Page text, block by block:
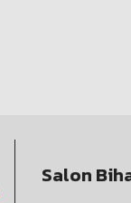
Salon